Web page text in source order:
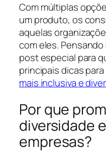
Com múltiplas
um produto, os
aquelas
com eles.
post especial para
principais dicas
mais inclusiva e
Por que
diversidade
empresas?